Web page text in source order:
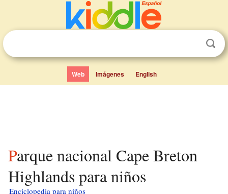
Web Imágenes English
Parque nacional Cape Breton
Highlands para niños
Enciclopedia para niños